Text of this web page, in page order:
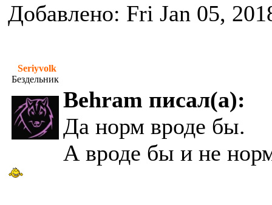
Добавлено: Fri Jan 05,
Seriyvolk
Бездельник
Behram писал(а):
Да норм вроде бы.
А вроде бы и не